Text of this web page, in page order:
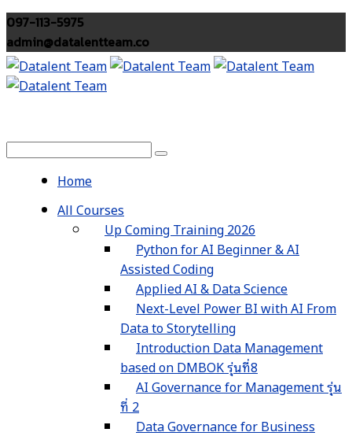
097-113-5975
admin@datalentteam.co
Home
All Courses
Up Coming Training 2026
Python for AI Beginner & AI
Assisted Coding
Applied AI & Data Science
Next-Level Power BI with AI From
Data to Storytelling
Introduction Data Management
based on DMBOK รุ่นที่8
AI Governance for Management รุ่น
ที่ 2
Data Governance for Business